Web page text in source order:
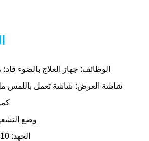
الوظائف: جهاز العلاج بالضوء
شاشة العرض: شاشة تعمل باللمس ملونة
كمية
وضع
الجهد: 110 فولت/220 فولت